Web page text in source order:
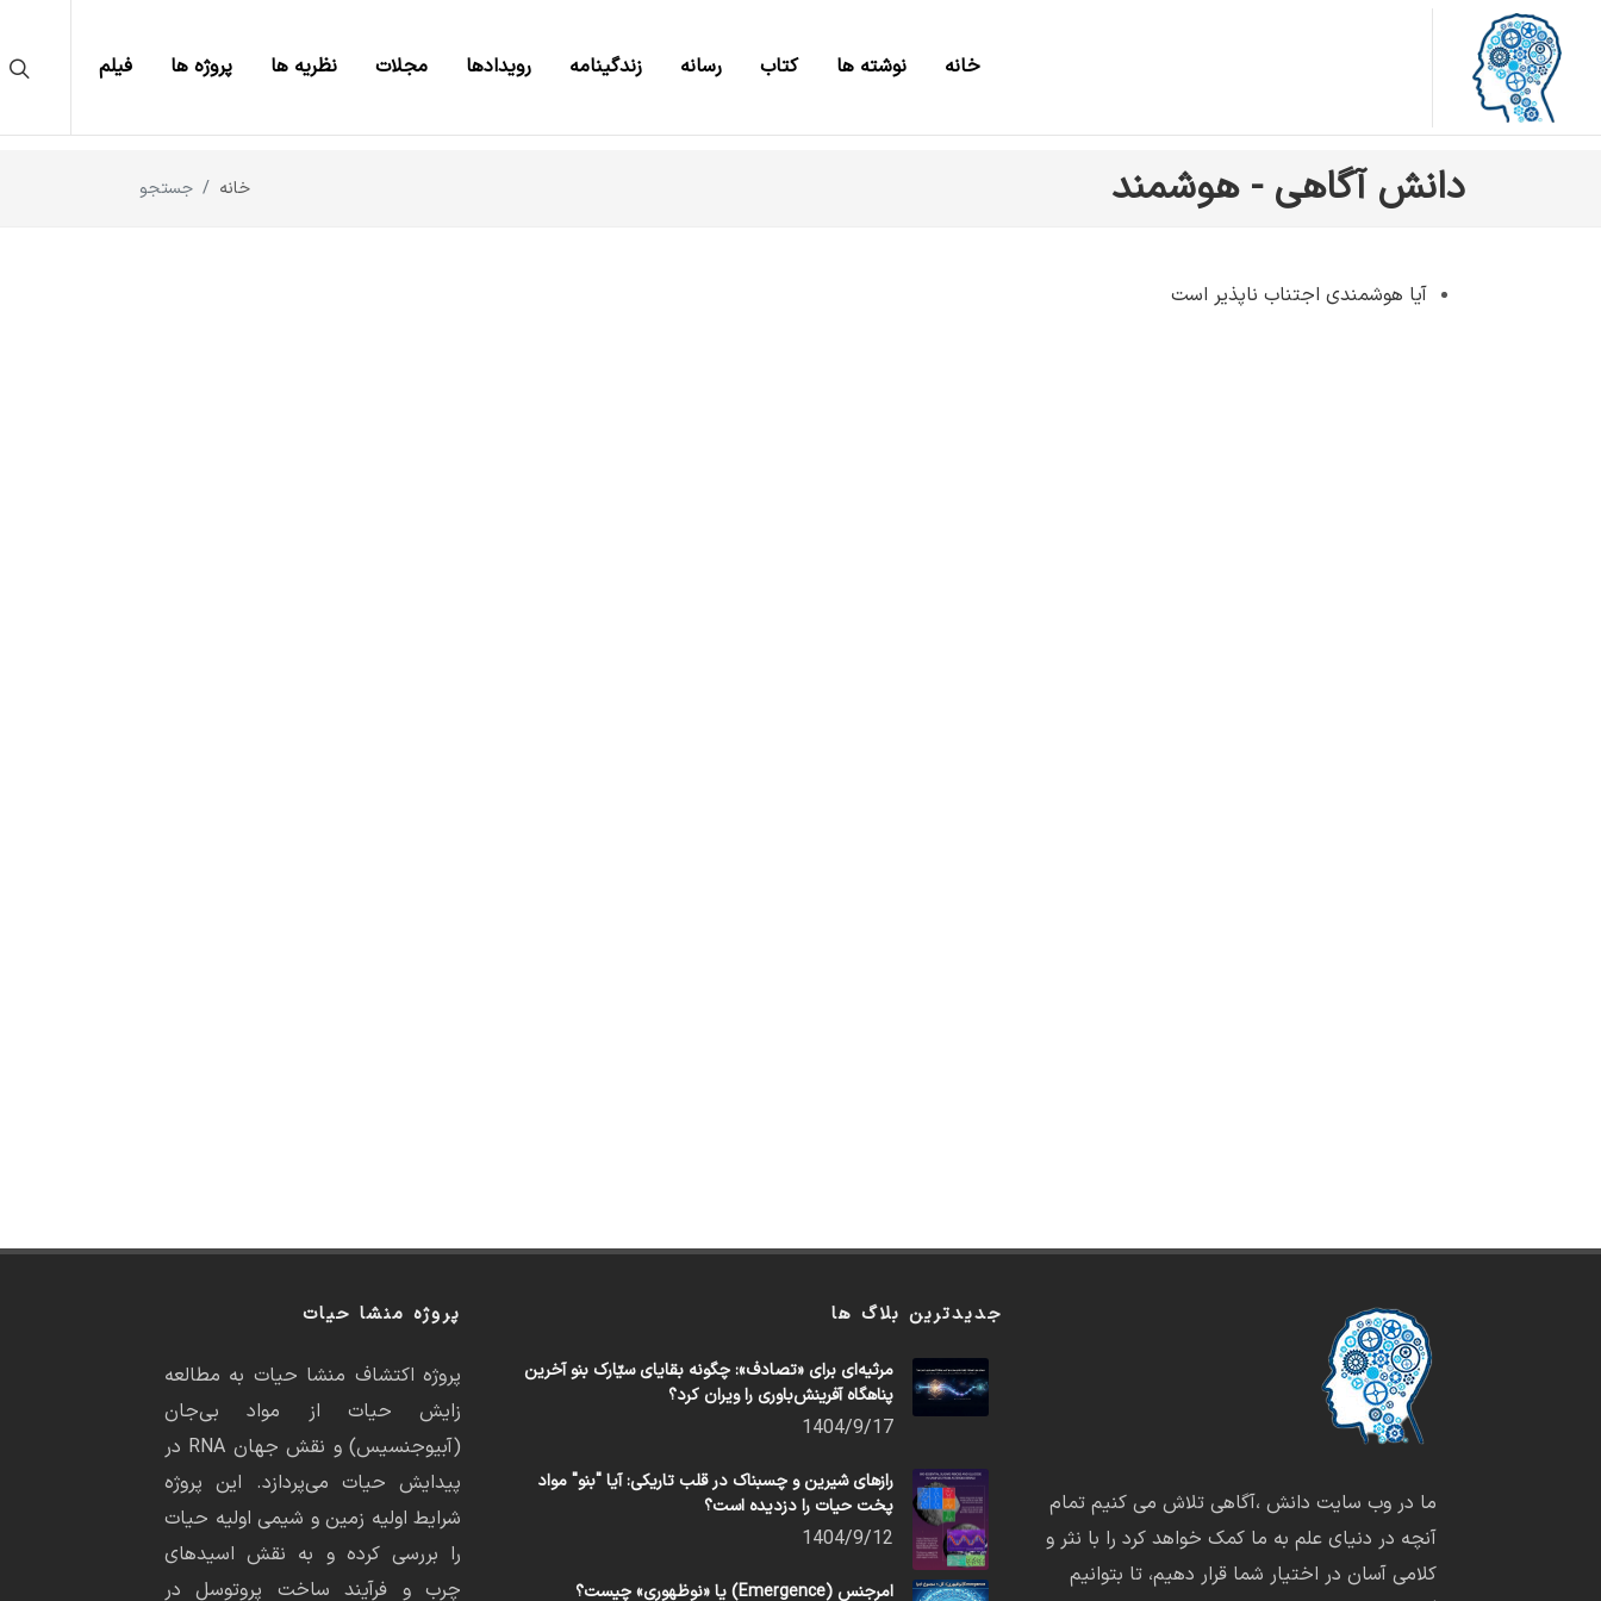
خانه نوشته ها کتاب رسانه زندگینامه رویدادها مجلات نظریه ها پروژه ها فیلم
دانش آگاهی - هوشمند خانه جستجو
آیا هوشمندی اجتناب ناپذیر است
ما در وب سایت دانش ،آگاهی تلاش می کنیم تمام
آنچه در دنیای علم به ما کمک خواهد کرد را با نثر و
کلامی آسان در اختیار شما قرار دهیم، تا بتوانیم
جدیدترین بلاگ ها
مرثیه‌ای برای «تصادف»: چگونه بقایای سیّارک بنو آخرین
پناهگاه آفرینش‌باوری را ویران کرد؟
1404/9/17
رازهای شیرین و چسبناک در قلب تاریکی: آیا "بنو" مواد
پخت حیات را دزدیده است؟
1404/9/12
امرجنس (Emergence) یا «نوظهوری» چیست؟
پروژه منشا حیات
پروژه اکتشاف منشا حیات به مطالعه
زایش حیات از مواد بی‌جان
(آبیوجنسیس) و نقش جهان RNA در
پیدایش حیات می‌پردازد. این پروژه
شرایط اولیه زمین و شیمی اولیه حیات
را بررسی کرده و به نقش اسیدهای
چرب و فرآیند ساخت پروتوسل در